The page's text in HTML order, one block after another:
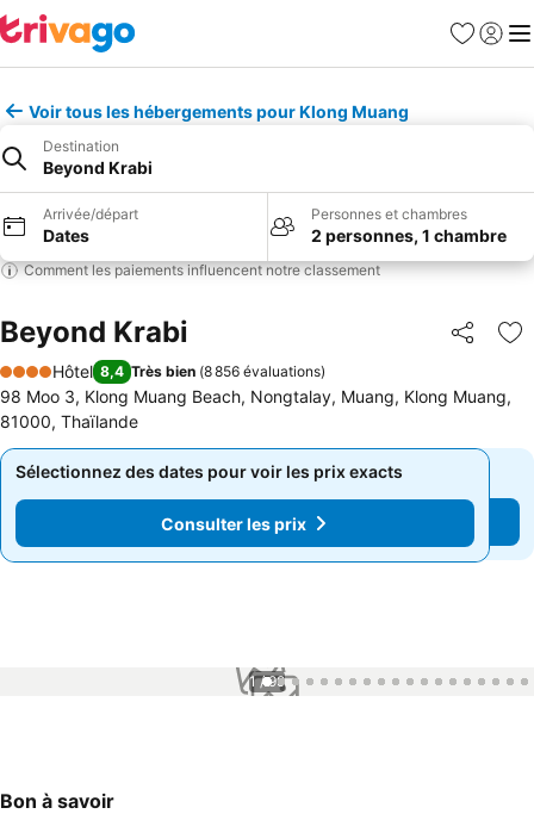
Favoris
Se
Voir tous les hébergements pour Klong Muang
Destination
Beyond Krabi
Arrivée/départ
Dates
Personnes et chambres
2 personnes, 1 chambre
Comment les paiements influencent notre classement
Beyond Krabi Partager
4 Étoiles
Hôtel 8,4 Très bien (8 856 évaluations)
98 Moo 3, Klong Muang Beach, Nongtalay, Muang, Klong Muang,
81000, Thaïlande
Sélectionnez des dates pour voir les prix exacts
Consulter les prix
Sélectionnez des dates pour voir les prix exacts
Consulter les prix
1 / 99
Bon à savoir